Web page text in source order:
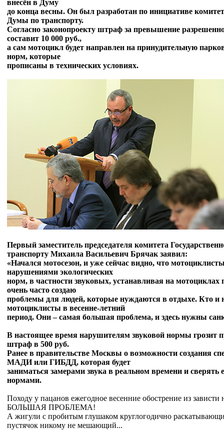
внесён в Думу
до конца весны. Он был разработан по инициативе
Думы по транспорту.
Согласно законопроекту штраф за превышение
составит 10 000 руб.,
а сам мотоцикл будет направлен на принудительную
норм, которые
прописаны в технических условиях.
Первый заместитель председателя комитета
транспорту Михаила Васильевич Брячак заявил:
«Начался мотосезон, и уже сейчас видно, что
нарушениями экологических
норм, в частности звуковых, устанавливая на мотоциклах
очень часто создаю
проблемы для людей, которые нуждаются в отдыхе. Кто и
мотоциклисты в весенне-летний
период. Они – самая большая проблема, и здесь нужны
В настоящее время нарушителям звуковой нормы грозит
штраф в 500 руб.
Ранее в правительстве Москвы о возможности создания
МАДИ или ГИБДД, которая будет
заниматься замерами звука в реальном времени и сверять
нормами.
Походу у пацанов ежегодное весенние обострение из
БОЛЬШАЯ ПРОБЛЕМА!
А жигули с пробитым глушаком круглогодично
пустячок никому не мешающий...